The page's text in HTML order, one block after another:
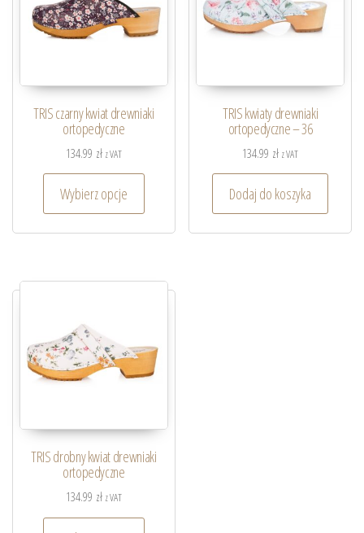
TRIS czarny kwiat drewniaki
ortopedyczne
134.99 zł z VAT
Wybierz opcje
TRIS kwiaty drewniaki
ortopedyczne – 36
134.99 zł z VAT
Dodaj do koszyka
TRIS drobny kwiat drewniaki
ortopedyczne
134.99 zł z VAT